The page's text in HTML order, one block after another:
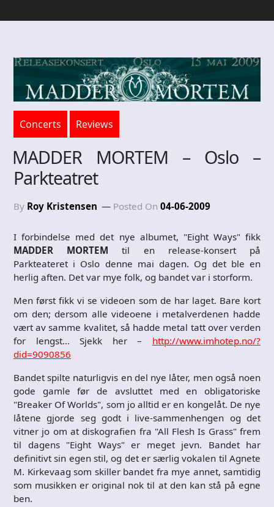
Concerts Reviews
MADDER MORTEM – Oslo –
Parkteatret
By Roy Kristensen Posted On 04-06-2009
I forbindelse med det nye albumet, "Eight Ways" fikk
MADDER MORTEM til en release-konsert på
Parkteateret i Oslo denne mai dagen. Og det ble en
herlig aften. Det var mye folk, og bandet var i storform.
Men først fikk vi se videoen som de har laget. Bare kort
om den; dersom alle videoene i metalverdenen hadde
vært av samme kvalitet, så hadde metal tatt over verden
for lengst… Sjekk her – http://www.imhotep.no/?
did=9090856
Bandet spilte naturligvis en del nye låter, men også noen
gode gamle før de avsluttet med en obligatoriske
"Breaker Of Worlds", som jo alltid er en kongelåt. De nye
låtene gjorde seg godt i live-sammenhengen og det
vitner jo om at diskografien fra "All Flesh Is Grass" frem
til dagens "Eight Ways" er meget jevn. Bandet har
definitivt sin egen stil, og det er særlig vokalen til Agnete
M. Kirkevaag som skiller bandet fra mye annet, samtidig
som musikken er original nok til at den kan stå på egne
ben.